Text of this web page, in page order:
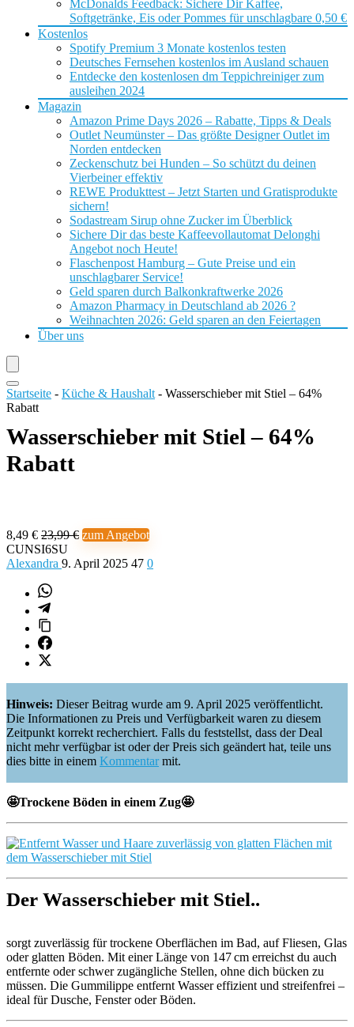
McDonalds Feedback: Sichere Dir Kaffee,
Softgetränke, Eis oder Pommes für unschlagbare 0,50 €
Kostenlos
Spotify Premium 3 Monate kostenlos testen
Deutsches Fernsehen kostenlos im Ausland schauen
Entdecke den kostenlosen dm Teppichreiniger zum
ausleihen 2024
Magazin
Amazon Prime Days 2026 – Rabatte, Tipps & Deals
Outlet Neumünster – Das größte Designer Outlet im
Norden entdecken
Zeckenschutz bei Hunden – So schützt du deinen
Vierbeiner effektiv
REWE Produkttest – Jetzt Starten und Gratisprodukte
sichern!
Sodastream Sirup ohne Zucker im Überblick
Sichere Dir das beste Kaffeevollautomat Delonghi
Angebot noch Heute!
Flaschenpost Hamburg – Gute Preise und ein
unschlagbarer Service!
Geld sparen durch Balkonkraftwerke 2026
Amazon Pharmacy in Deutschland ab 2026 ?
Weihnachten 2026: Geld sparen an den Feiertagen
Über uns
Startseite - Küche & Haushalt - Wasserschieber mit Stiel – 64%
Rabatt
Wasserschieber mit Stiel – 64%
Rabatt
8,49 € 23,99 € zum Angebot
CUNSI6SU
Alexandra 9. April 2025 47 0
Hinweis: Dieser Beitrag wurde am 9. April 2025 veröffentlicht.
Die Informationen zu Preis und Verfügbarkeit waren zu diesem
Zeitpunkt korrekt recherchiert. Falls du feststellst, dass der Deal
nicht mehr verfügbar ist oder der Preis sich geändert hat, teile uns
dies bitte in einem Kommentarmit.
🤩Trockene Böden in einem Zug🤩
Der Wasserschieber mit Stiel..
sorgt zuverlässig für trockene Oberflächen im Bad, auf Fliesen, Glas
oder glatten Böden. Mit einer Länge von 147 cm erreichst du auch
entfernte oder schwer zugängliche Stellen, ohne dich bücken zu
müssen. Die Gummilippe entfernt Wasser effizient und streifenfrei –
ideal für Dusche, Fenster oder Böden.